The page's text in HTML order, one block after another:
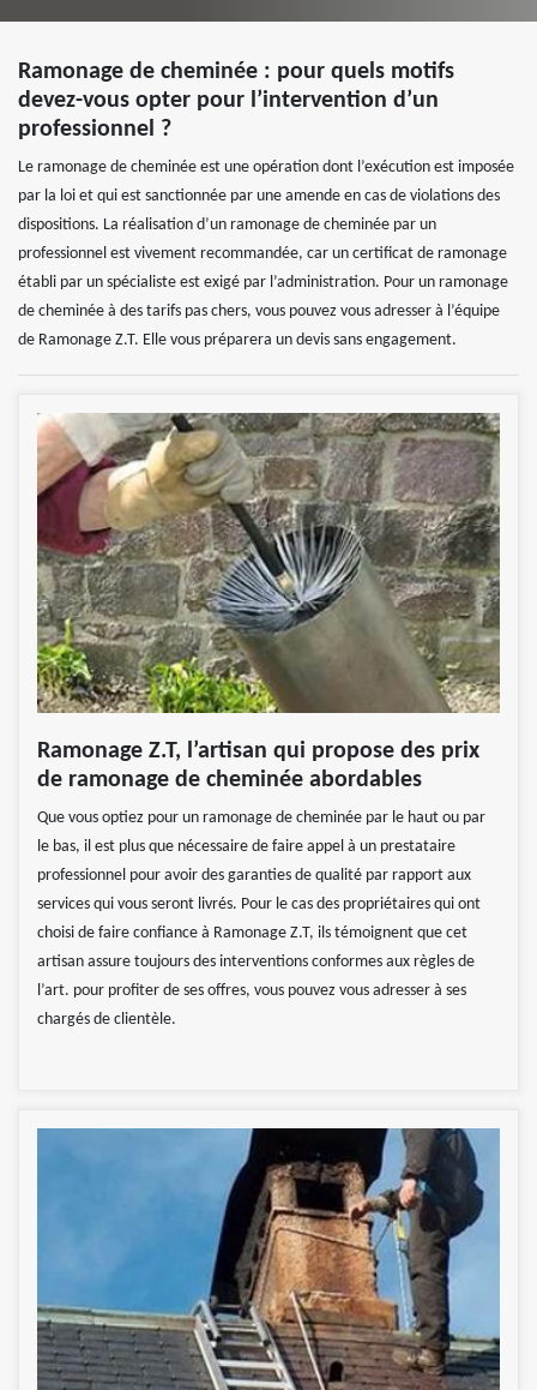
Ramonage de cheminée : pour quels motifs
devez-vous opter pour l’intervention d’un
professionnel ?
Le ramonage de cheminée est une opération dont l’exécution est imposée
par la loi et qui est sanctionnée par une amende en cas de violations des
dispositions. La réalisation d’un ramonage de cheminée par un
professionnel est vivement recommandée, car un certificat de ramonage
établi par un spécialiste est exigé par l’administration. Pour un ramonage
de cheminée à des tarifs pas chers, vous pouvez vous adresser à l’équipe
de Ramonage Z.T. Elle vous préparera un devis sans engagement.
Ramonage Z.T, l’artisan qui propose des prix
de ramonage de cheminée abordables
Que vous optiez pour un ramonage de cheminée par le haut ou par
le bas, il est plus que nécessaire de faire appel à un prestataire
professionnel pour avoir des garanties de qualité par rapport aux
services qui vous seront livrés. Pour le cas des propriétaires qui ont
choisi de faire confiance à Ramonage Z.T, ils témoignent que cet
artisan assure toujours des interventions conformes aux règles de
l’art. pour profiter de ses offres, vous pouvez vous adresser à ses
chargés de clientèle.